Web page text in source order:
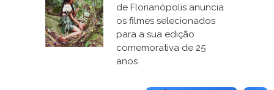
de Florianópolis anuncia
os filmes selecionados
para a sua edição
comemorativa de 25
anos